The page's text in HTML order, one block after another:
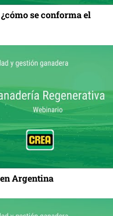
se conforma el
Argentina